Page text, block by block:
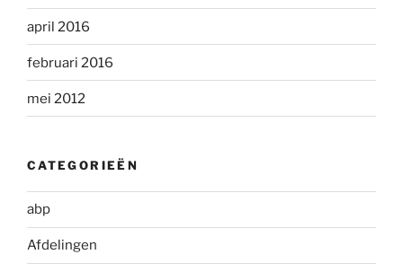
april 2016
februari 2016
mei 2012
CATEGORIEËN
abp
Afdelingen